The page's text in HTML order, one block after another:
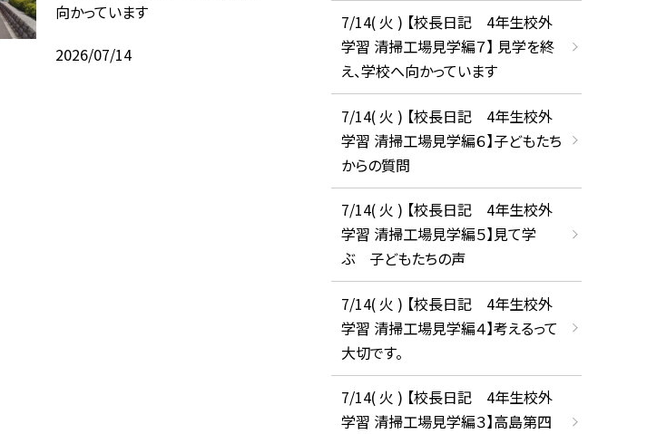
向かっています
2026/07/14
7/14( 火 ) 【校長日記 4年生校外
学習 清掃工場見学編７】 見学を終
え、学校へ向かっています
7/14( 火 ) 【校長日記 4年生校外
学習 清掃工場見学編６】子どもたち
からの質問
7/14( 火 ) 【校長日記 4年生校外
学習 清掃工場見学編５】見て学
ぶ 子どもたちの声
7/14( 火 ) 【校長日記 4年生校外
学習 清掃工場見学編４】考えるって
大切です。
7/14( 火 ) 【校長日記 4年生校外
学習 清掃工場見学編３】高島第四